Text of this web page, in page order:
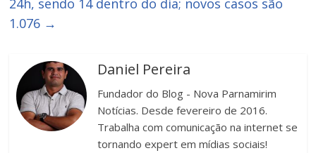
24h, sendo 14 dentro do dia; novos casos são
1.076 →
Daniel Pereira
Fundador do Blog - Nova Parnamirim
Notícias. Desde fevereiro de 2016.
Trabalha com comunicação na internet se
tornando expert em mídias sociais!